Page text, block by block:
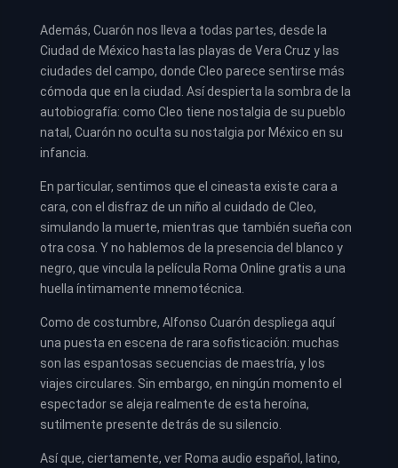
Además, Cuarón nos lleva a todas partes, desde la
Ciudad de México hasta las playas de Vera Cruz y las
ciudades del campo, donde Cleo parece sentirse más
cómoda que en la ciudad. Así despierta la sombra de la
autobiografía: como Cleo tiene nostalgia de su pueblo
natal, Cuarón no oculta su nostalgia por México en su
infancia.
En particular, sentimos que el cineasta existe cara a
cara, con el disfraz de un niño al cuidado de Cleo,
simulando la muerte, mientras que también sueña con
otra cosa. Y no hablemos de la presencia del blanco y
negro, que vincula la película Roma Online gratis a una
huella íntimamente mnemotécnica.
Como de costumbre, Alfonso Cuarón despliega aquí
una puesta en escena de rara sofisticación: muchas
son las espantosas secuencias de maestría, y los
viajes circulares. Sin embargo, en ningún momento el
espectador se aleja realmente de esta heroína,
sutilmente presente detrás de su silencio.
Así que, ciertamente, ver Roma audio español, latino,